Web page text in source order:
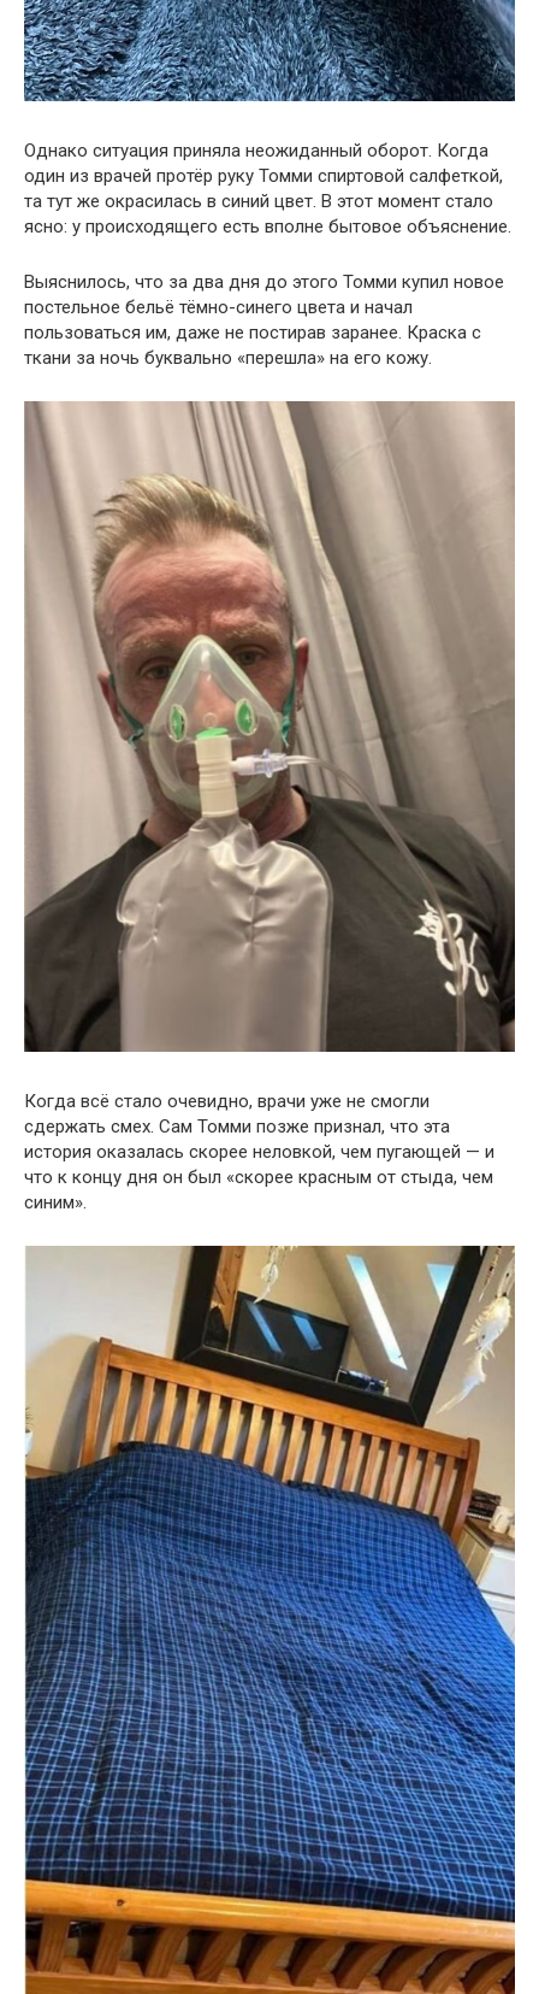
Однако ситуация приняла неожиданный оборот. Когда
один из врачей протёр руку Томми спиртовой салфеткой,
та тут же окрасилась в синий цвет. В этот момент стало
ясно: у происходящего есть вполне бытовое объяснение.
Выяснилось, что за два дня до этого Томми купил новое
постельное бельё тёмно-синего цвета и начал
пользоваться им, даже не постирав заранее. Краска с
ткани за ночь буквально «перешла» на его кожу.
Когда всё стало очевидно, врачи уже не смогли
сдержать смех. Сам Томми позже признал, что эта
история оказалась скорее неловкой, чем пугающей — и
что к концу дня он был «скорее красным от стыда, чем
синим».